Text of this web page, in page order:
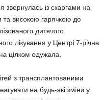
звернулась із скаргами на
та високою гарячкою до
дитячого
лікування у Центрі 7-річна
цілком одужала.
з трансплантованими
на будь-які зміни у